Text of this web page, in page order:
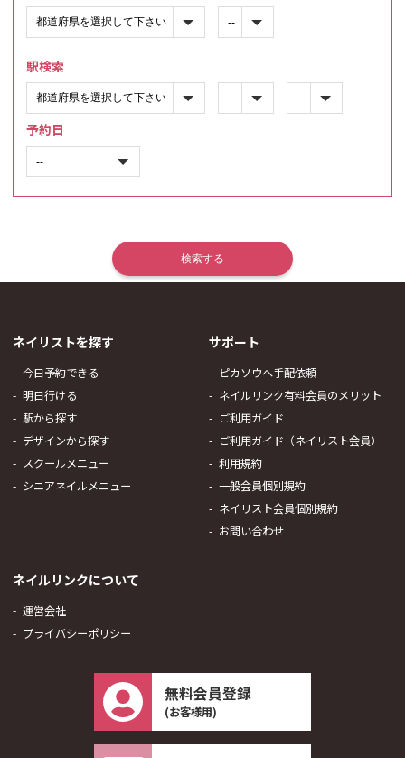
駅検索
予約日
ネイリストを探す
今日予約できる
明日行ける
駅から探す
デザインから探す
スクールメニュー
シニアネイルメニュー
サポート
ピカソウへ手配依頼
ネイルリンク有料会員のメリット
ご利用ガイド
ご利用ガイド（ネイリスト会員）
利用規約
一般会員個別規約
ネイリスト会員個別規約
お問い合わせ
ネイルリンクについて
運営会社
プライバシーポリシー
無料会員登録
(お客様用)